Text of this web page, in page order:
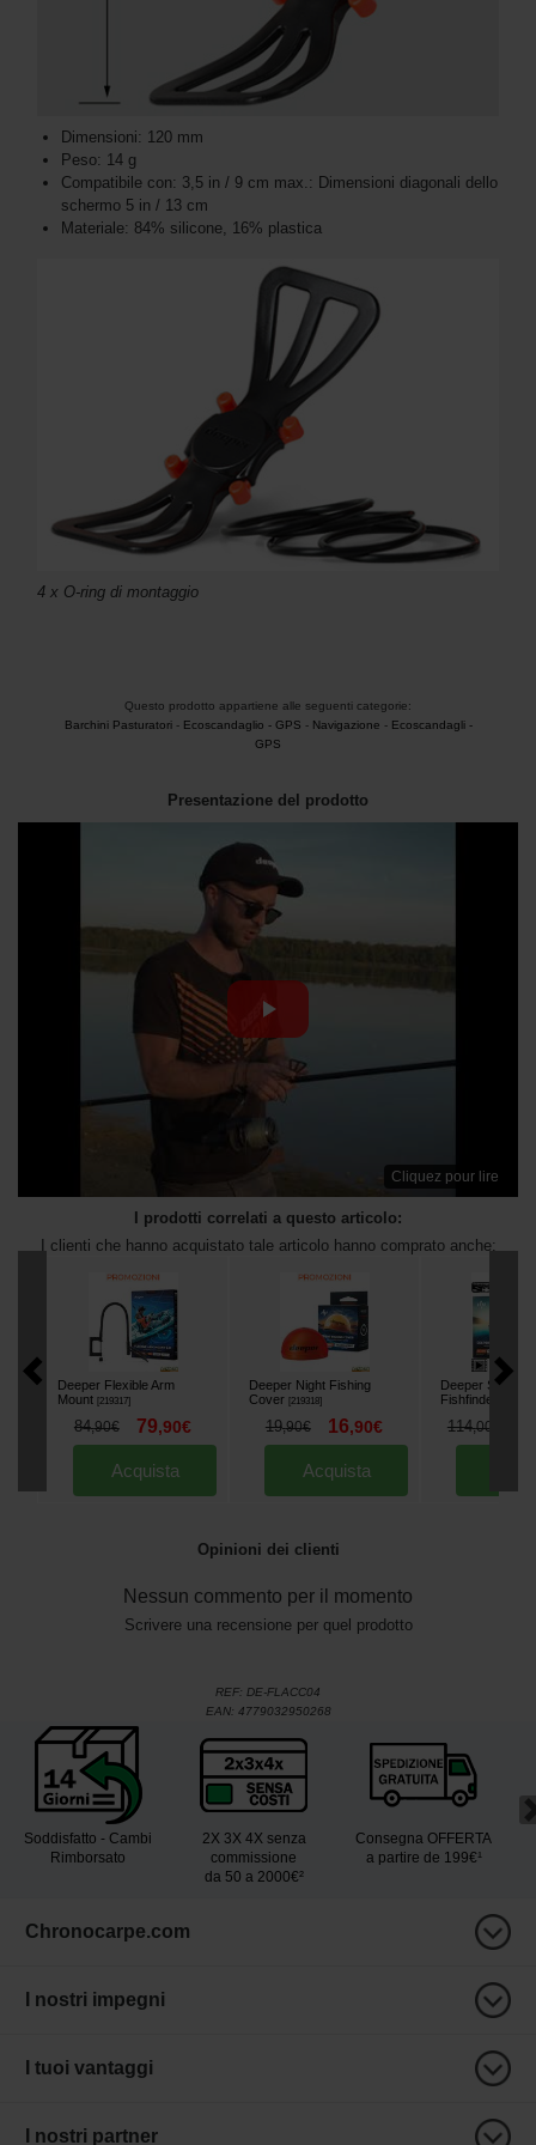
Dimensioni: 120 mm
Peso: 14 g
Compatibile con: 3,5 in / 9 cm max.: Dimensioni diagonali dello
schermo 5 in / 13 cm
Materiale: 84% silicone, 16% plastica
4 x O-ring di montaggio
Questo prodotto appartiene alle seguenti categorie:
Barchini Pasturatori- Ecoscandaglio - GPS - Navigazione - Ecoscandagli -
GPS
Presentazione del prodotto
Cliquez pour lire
I prodotti correlati a questo articolo:
I clienti che hanno acquistato tale articolo hanno comprato anche:
Deeper Flexible Arm
Mount [219317]
84,90€ 79,90€
Acquista
Deeper Night Fishing
Cover [219318]
19,90€ 16,90€
Acquista
Deeper Start
Fishfinder
114,00
Opinioni dei clienti
Nessun commento per il momento
Scrivere una recensione per quel prodotto
REF: DE-FLACC04
EAN: 4779032950268
Soddisfatto - Cambi
Rimborsato
2X 3X 4X senza
commissione
da 50 a 2000€²
Consegna OFFERTA
a partire de 199€¹
Chronocarpe.com
I nostri impegni
I tuoi vantaggi
I nostri partner